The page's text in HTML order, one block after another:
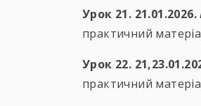
Урок 21. 21.01.2026.
практичний
Урок 22.
практичний